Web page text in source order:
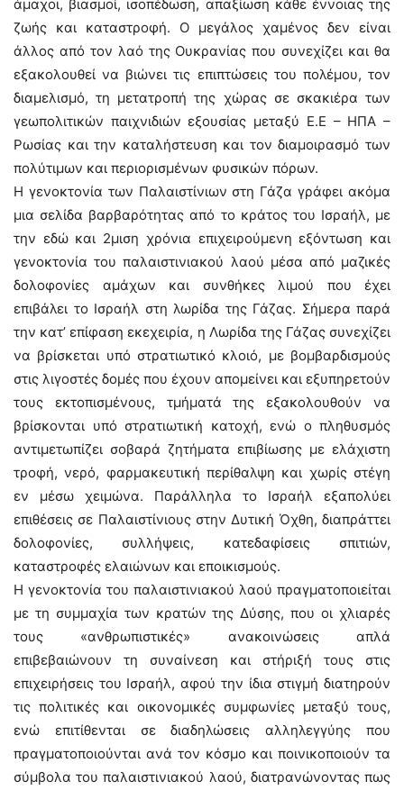
άμαχοι, βιασμοί, ισοπέδωση, απαξίωση κάθε έννοιας της
ζωής και καταστροφή. Ο μεγάλος χαμένος δεν είναι
άλλος από τον λαό της Ουκρανίας που συνεχίζει και θα
εξακολουθεί να βιώνει τις επιπτώσεις του πολέμου, τον
διαμελισμό, τη μετατροπή της χώρας σε σκακιέρα των
γεωπολιτικών παιχνιδιών εξουσίας μεταξύ Ε.Ε – ΗΠΑ –
Ρωσίας και την καταλήστευση και τον διαμοιρασμό των
πολύτιμων και περιορισμένων φυσικών πόρων.
Η γενοκτονία των Παλαιστίνιων στη Γάζα γράφει ακόμα
μια σελίδα βαρβαρότητας από το κράτος του Ισραήλ, με
την εδώ και 2μιση χρόνια επιχειρούμενη εξόντωση και
γενοκτονία του παλαιστινιακού λαού μέσα από μαζικές
δολοφονίες αμάχων και συνθήκες λιμού που έχει
επιβάλει το Ισραήλ στη λωρίδα της Γάζας. Σήμερα παρά
την κατ’ επίφαση εκεχειρία, η Λωρίδα της Γάζας συνεχίζει
να βρίσκεται υπό στρατιωτικό κλοιό, με βομβαρδισμούς
στις λιγοστές δομές που έχουν απομείνει και εξυπηρετούν
τους εκτοπισμένους, τμήματά της εξακολουθούν να
βρίσκονται υπό στρατιωτική κατοχή, ενώ ο πληθυσμός
αντιμετωπίζει σοβαρά ζητήματα επιβίωσης με ελάχιστη
τροφή, νερό, φαρμακευτική περίθαλψη και χωρίς στέγη
εν μέσω χειμώνα. Παράλληλα το Ισραήλ εξαπολύει
επιθέσεις σε Παλαιστίνιους στην Δυτική Όχθη, διαπράττει
δολοφονίες, συλλήψεις, κατεδαφίσεις σπιτιών,
καταστροφές ελαιώνων και εποικισμούς.
Η γενοκτονία του παλαιστινιακού λαού πραγματοποιείται
με τη συμμαχία των κρατών της Δύσης, που οι χλιαρές
τους «ανθρωπιστικές» ανακοινώσεις απλά
επιβεβαιώνουν τη συναίνεση και στήριξή τους στις
επιχειρήσεις του Ισραήλ, αφού την ίδια στιγμή διατηρούν
τις πολιτικές και οικονομικές συμφωνίες μεταξύ τους,
ενώ επιτίθενται σε διαδηλώσεις αλληλεγγύης που
πραγματοποιούνται ανά τον κόσμο και ποινικοποιούν τα
σύμβολα του παλαιστινιακού λαού, διατρανώνοντας πως